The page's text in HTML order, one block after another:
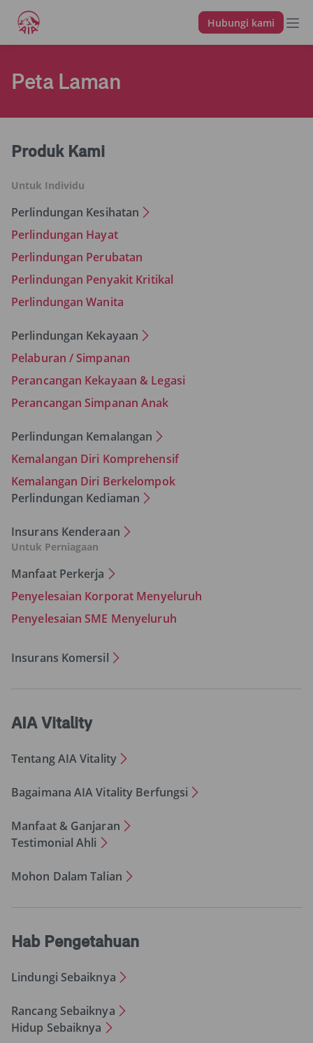
Hubungi kami
Peta Laman
Produk Kami
Untuk Individu
Perlindungan Kesihatan
Perlindungan Hayat
Perlindungan Perubatan
Perlindungan Penyakit Kritikal
Perlindungan Wanita
Perlindungan Kekayaan
Pelaburan / Simpanan
Perancangan Kekayaan & Legasi
Perancangan Simpanan Anak
Perlindungan Kemalangan
Kemalangan Diri Komprehensif
Kemalangan Diri Berkelompok
Perlindungan Kediaman
Insurans Kenderaan
Untuk Perniagaan
Manfaat Perkerja
Penyelesaian Korporat Menyeluruh
Penyelesaian SME Menyeluruh
Insurans Komersil
AIA Vitality
Tentang AIA Vitality
Bagaimana AIA Vitality Berfungsi
Manfaat & Ganjaran
Testimonial Ahli
Mohon Dalam Talian
Hab Pengetahuan
Lindungi Sebaiknya
Rancang Sebaiknya
Hidup Sebaiknya